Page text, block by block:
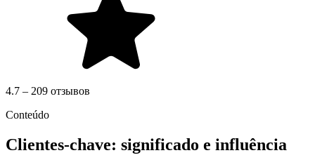
4.7 – 209 отзывов
Conteúdo
Clientes-chave: significado e influência